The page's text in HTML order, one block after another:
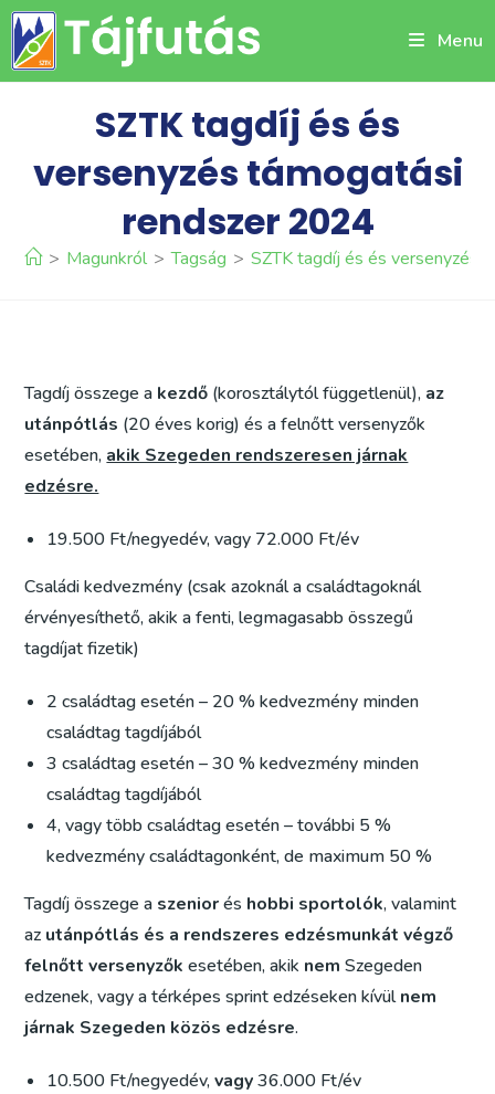
Skip
content
Menu
SZTK tagdíj és és
versenyzés támogatási
rendszer 2024
> Magunkról > Tagság > SZTK tagdíj és és versenyzés
Tagdíj összege a kezdő (korosztálytól függetlenül), az
utánpótlás (20 éves korig) és a felnőtt versenyzők
esetében, akik Szegeden rendszeresen járnak
edzésre.
19.500 Ft/negyedév, vagy 72.000 Ft/év
Családi kedvezmény (csak azoknál a családtagoknál
érvényesíthető, akik a fenti, legmagasabb összegű
tagdíjat fizetik)
2 családtag esetén – 20 % kedvezmény minden
családtag tagdíjából
3 családtag esetén – 30 % kedvezmény minden
családtag tagdíjából
4, vagy több családtag esetén – további 5 %
kedvezmény családtagonként, de maximum 50 %
Tagdíj összege a szeniorés hobbi sportolók, valamint
az utánpótlás és a rendszeres edzésmunkát végző
felnőtt versenyzők esetében, akik nem Szegeden
edzenek, vagy a térképes sprint edzéseken kívülnem
járnak Szegeden közös edzésre.
10.500 Ft/negyedév,vagy36.000 Ft/év